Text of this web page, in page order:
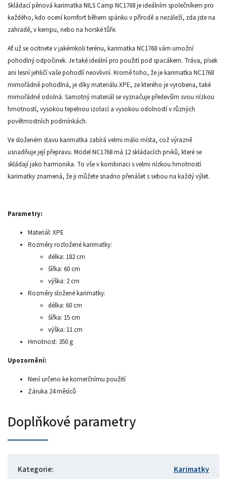
Skládací pěnová karimatka NILS Camp NC1768 je ideálním společníkem pro
každého, kdo ocení komfort během spánku v přírodě a nezáleží, zda jste na
zahradě, v kempu, nebo na horské tůře.
Ať už se ocitnete v jakémkoli terénu, karimatka NC1768 vám umožní
pohodlný odpočinek. Je také ideální pro použití pod spacákem. Tráva, písek
ani lesní jehličí vaše pohodlí neovlivní. Kromě toho, že je karimatka NC1768
mimořádně pohodlná, je díky materiálu XPE, ze kterého je vyrobena, také
mimořádně odolná. Samotný materiál se vyznačuje především svou nízkou
hmotností, vysokou tepelnou izolací a vysokou odolností v různých
povětrnostních podmínkách.
Ve složeném stavu karimatka zabírá velmi málo místa, což výrazně
usnadňuje její přepravu. Model NC1768 má 12 skládacích prvků, které se
skládají jako harmonika. To vše v kombinaci s velmi nízkou hmotností
karimatky znamená, že ji můžete snadno přenášet s sebou na každý výlet.
Parametry:
Materiál: XPE
Rozměry rozložené karimatky:
délka: 182 cm
šířka: 60 cm
výška: 2 cm
Rozměry složené karimatky:
délka: 60 cm
šířka: 15 cm
výška: 11 cm
Hmotnost: 350 g
Upozornění:
Není určeno ke komerčnímu použití
Záruka 24 měsíců
Doplňkové parametry
Kategorie:
Karimatky